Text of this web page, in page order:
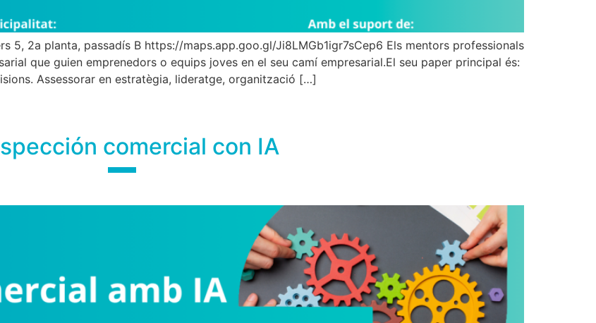
5, 2a planta, passadís B https://maps.app.goo.gl/Ji8LMGb1igr7sCep6 Els mentors professionals
que guien emprenedors o equips joves en el seu camí empresarial.El seu paper principal és:
Assessorar en estratègia, lideratge, organització […]
comercial con IA